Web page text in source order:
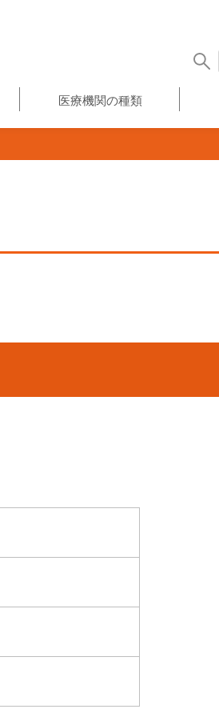
医療機関の種類